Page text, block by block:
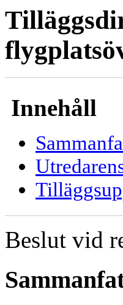
Innehåll
Beslut vid